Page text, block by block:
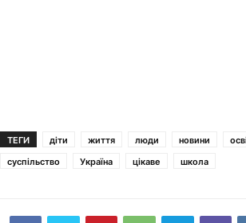
ТЕГИ діти життя люди новини
суспільство
Україна цікаве школа